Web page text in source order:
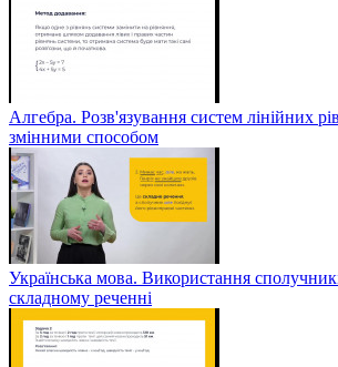
Алгебра. Розв'язування систем лінійних
змінними способом
Українська мова. Використання
складному реченні